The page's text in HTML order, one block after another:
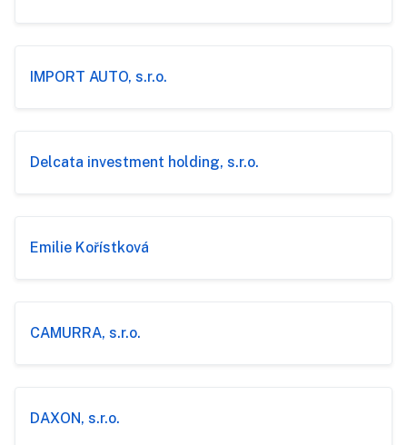
IMPORT AUTO, s.r.o.
Delcata investment holding, s.r.o.
Emilie Kořístková
CAMURRA, s.r.o.
DAXON, s.r.o.